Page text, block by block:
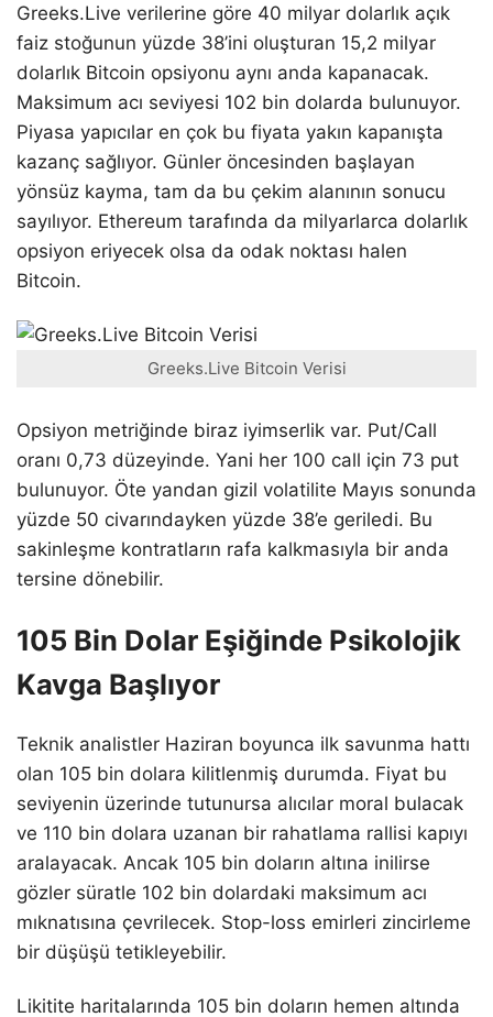
Greeks.Live verilerine göre 40 milyar dolarlık açık
faiz stoğunun yüzde 38’ini oluşturan 15,2 milyar
dolarlık Bitcoin opsiyonu aynı anda kapanacak.
Maksimum acı seviyesi 102 bin dolarda bulunuyor.
Piyasa yapıcılar en çok bu fiyata yakın kapanışta
kazanç sağlıyor. Günler öncesinden başlayan
yönsüz kayma, tam da bu çekim alanının sonucu
sayılıyor. Ethereum tarafında da milyarlarca dolarlık
opsiyon eriyecek olsa da odak noktası halen
Bitcoin.
Greeks.Live Bitcoin Verisi
Opsiyon metriğinde biraz iyimserlik var. Put/Call
oranı 0,73 düzeyinde. Yani her 100 call için 73 put
bulunuyor. Öte yandan gizil volatilite Mayıs sonunda
yüzde 50 civarındayken yüzde 38’e geriledi. Bu
sakinleşme kontratların rafa kalkmasıyla bir anda
tersine dönebilir.
105 Bin Dolar Eşiğinde Psikolojik
Kavga Başlıyor
Teknik analistler Haziran boyunca ilk savunma hattı
olan 105 bin dolara kilitlenmiş durumda. Fiyat bu
seviyenin üzerinde tutunursa alıcılar moral bulacak
ve 110 bin dolara uzanan bir rahatlama rallisi kapıyı
aralayacak. Ancak 105 bin doların altına inilirse
gözler süratle 102 bin dolardaki maksimum acı
mıknatısına çevrilecek. Stop-loss emirleri zincirleme
bir düşüşü tetikleyebilir.
Likitite haritalarında 105 bin doların hemen altında